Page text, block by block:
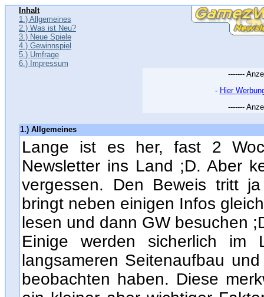
Inhalt
1.) Allgemeines
2.) Was ist Neu?
3.) Neue Spiele
4.) Gewinnspiel
5.) Umfrage
6.) Impressum
-------
- Hier
-------
1.) Allgemeines
Lange ist es her, fast 2
Newsletter ins Land ;D. Aber
vergessen. Den Beweis tritt
bringt neben einigen Infos
lesen und dann GW besuchen
Einige werden sicherlich im
langsameren Seitenaufbau
beobachten haben. Diese